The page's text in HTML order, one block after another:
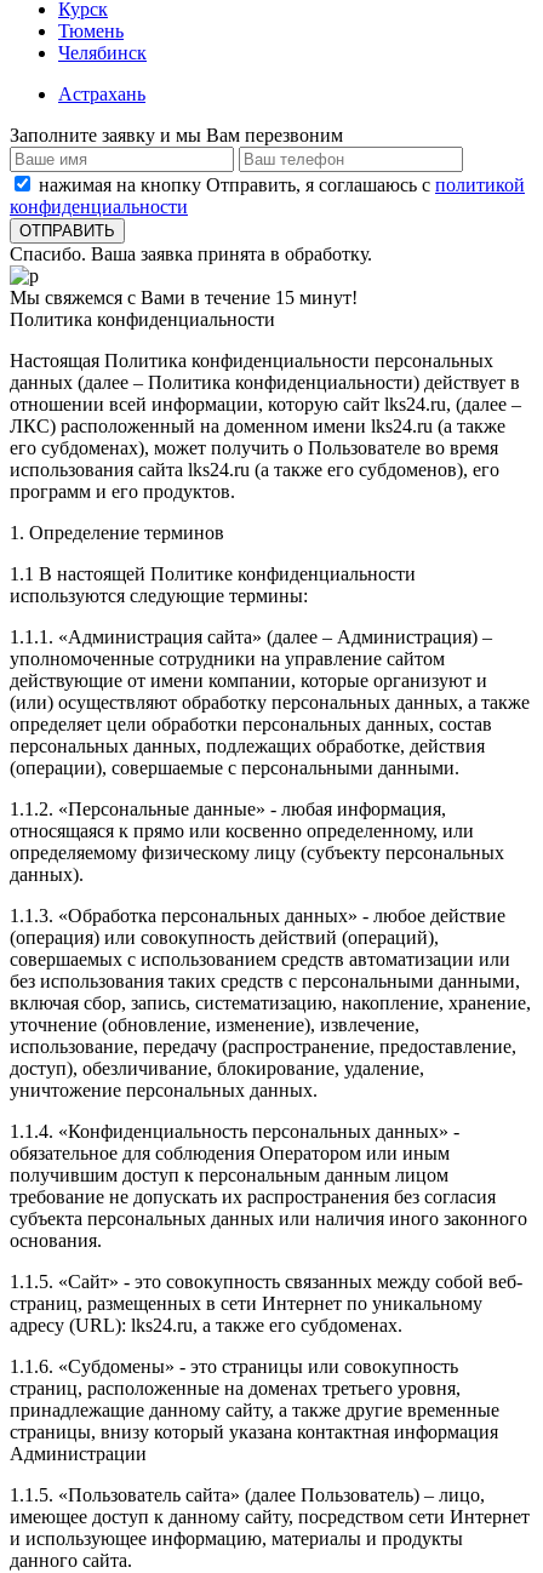
Курск
Тюмень
Челябинск
Астрахань
Заполните заявку и мы Вам перезвоним
нажимая на кнопку Отправить, я соглашаюсь с политикой
конфиденциальности
Спасибо. Ваша заявка принята в обработку.
Мы свяжемся с Вами в течение 15 минут!
Политика конфиденциальности
Настоящая Политика конфиденциальности персональных
данных (далее – Политика конфиденциальности) действует в
отношении всей информации, которую сайт lks24.ru, (далее –
ЛКС) расположенный на доменном имени lks24.ru (а также
его субдоменах), может получить о Пользователе во время
использования сайта lks24.ru (а также его субдоменов), его
программ и его продуктов.
1. Определение терминов
1.1 В настоящей Политике конфиденциальности
используются следующие термины:
1.1.1. «Администрация сайта» (далее – Администрация) –
уполномоченные сотрудники на управление сайтом
действующие от имени компании, которые организуют и
(или) осуществляют обработку персональных данных, а также
определяет цели обработки персональных данных, состав
персональных данных, подлежащих обработке, действия
(операции), совершаемые с персональными данными.
1.1.2. «Персональные данные» - любая информация,
относящаяся к прямо или косвенно определенному, или
определяемому физическому лицу (субъекту персональных
данных).
1.1.3. «Обработка персональных данных» - любое действие
(операция) или совокупность действий (операций),
совершаемых с использованием средств автоматизации или
без использования таких средств с персональными данными,
включая сбор, запись, систематизацию, накопление, хранение,
уточнение (обновление, изменение), извлечение,
использование, передачу (распространение, предоставление,
доступ), обезличивание, блокирование, удаление,
уничтожение персональных данных.
1.1.4. «Конфиденциальность персональных данных» -
обязательное для соблюдения Оператором или иным
получившим доступ к персональным данным лицом
требование не допускать их распространения без согласия
субъекта персональных данных или наличия иного законного
основания.
1.1.5. «Сайт» - это совокупность связанных между собой веб-
страниц, размещенных в сети Интернет по уникальному
адресу (URL): lks24.ru, а также его субдоменах.
1.1.6. «Субдомены» - это страницы или совокупность
страниц, расположенные на доменах третьего уровня,
принадлежащие данному сайту, а также другие временные
страницы, внизу который указана контактная информация
Администрации
1.1.5. «Пользователь сайта» (далее Пользователь) – лицо,
имеющее доступ к данному сайту, посредством сети Интернет
и использующее информацию, материалы и продукты
данного сайта.